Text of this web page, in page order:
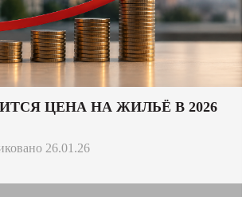
ЦЕНА НА ЖИЛЬЁ В 2026
26.01.26